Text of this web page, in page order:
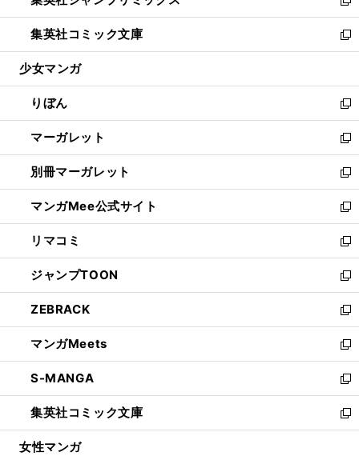
開
く
ウ
で
開
ン
ド
ウ
開
く
ウ
ィ
ン
ウ
で
開
く
新
し
い
ウ
ン
ド
ウ
で
開
く
集英社コミック文庫
新
し
ウ
ィ
ン
ド
ウ
で
開
く
少女マンガ
りぼん
新
し
い
ウ
ィ
ン
ド
ウ
で
開
く
マーガレット
新
し
い
ウ
ィ
ン
ド
ウ
で
開
く
別冊マーガレット
新
し
い
ウ
ィ
ン
ド
ウ
で
開
く
マンガMee公式サイト
新
し
い
ウ
ィ
ン
ド
ウ
で
開
く
リマコミ
新
し
い
ウ
ィ
ン
ド
ウ
で
開
く
ジャンプTOON
新
し
い
ウ
ィ
ン
ド
ウ
で
開
ZEBRACK
新
し
い
ウ
ィ
ン
ド
ウ
マンガMeets
新
し
い
ウ
ィ
ン
S-MANGA
新
し
い
ウ
集英社コミック文庫
新
し
女性マンガ